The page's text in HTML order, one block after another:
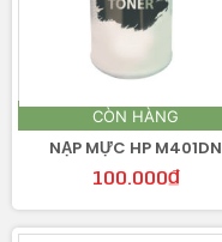
CÒN HÀNG
NẠP MỰC HP M401DN
100.000₫